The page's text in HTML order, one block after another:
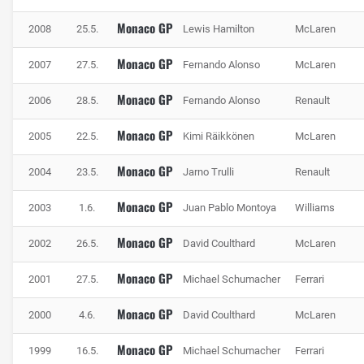
Nach dem Tunnel kommt Tabac und die Schwimmbad-Passage, Foto: Red
Bull
Schwimmbad-Passage. Zum Abschluss der Runde geht es
dann in die berühmt berüchtigte Rascasse. Die
darauffolgende letzte Kurve vor Start und Ziel hat es noch
einmal so richtig in sich. Antony Noghes ist prädestiniert
dafür, sich die Hinterradaufhängung zu beschädigen, weil
die Leitplanke am Kurvenausgang noch einen Knick in
befindet sich auch die einzige DRS-Zone.
2008 25.5. Monaco GP Lewis Hamilton McLaren
2007 27.5. Monaco GP Fernando Alonso McLaren
2006 28.5. Monaco GP Fernando Alonso Renault
2005 22.5. Monaco GP Kimi Räikkönen McLaren
2004 23.5. Monaco GP Jarno Trulli Renault
2003 1.6. Monaco GP Juan Pablo Montoya Williams
2002 26.5. Monaco GP David Coulthard McLaren
2001 27.5. Monaco GP Michael Schumacher Ferrari
2000 4.6. Monaco GP David Coulthard McLaren
1999 16.5. Monaco GP Michael Schumacher Ferrari